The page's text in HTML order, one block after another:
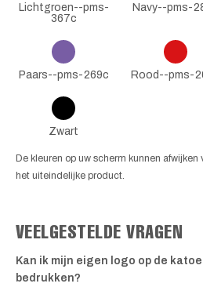
Lichtgroen--pms-
367c
Navy--pms-
Paars--pms-269c Rood--pms-
Zwart
De kleuren op uw scherm kunnen
het uiteindelijke product.
VEELGESTELDE VRAGEN
Kan ik mijn eigen logo op de
bedrukken?